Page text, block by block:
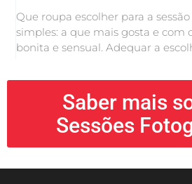
Que roupa escolher para a
simples: a que mais gosta e com
bonita e sensual. Adequar a
Saber mais
Sessões